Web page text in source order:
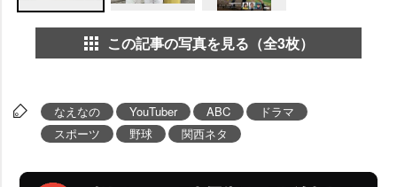
この記事の写真を見る（全3枚）
なえなの YouTuber ABC
ドラマ
スポーツ
野球 関西ネタ